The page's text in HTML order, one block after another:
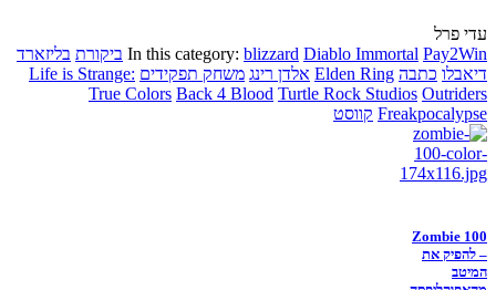
עדי פרל
In this category: blizzard Diablo Immortal Pay2Win ביקורת בליזארד
דיאבלו כתבה Elden Ring אלדן רינג משחק תפקידים Life is Strange:
True Colors Back 4 Blood Turtle Rock Studios Outriders
Freakpocalypse קווסט
Zombie 100
– להפיק את
המיטב